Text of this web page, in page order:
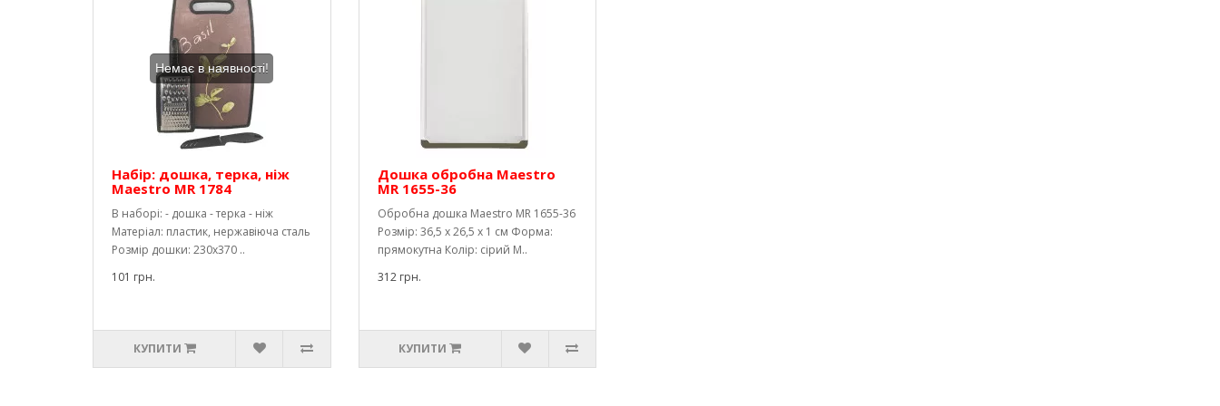
Немає в наявності!
Набір: дошка, терка, ніж
Maestro MR 1784
В наборі: - дошка - терка - ніж
Матеріал: пластик, нержавіюча сталь
Розмір дошки: 230х370 ..
101 грн.
КУПИТИ
Дошка обробна Maestro
MR 1655-36
Обробна дошка Maestro MR 1655-36
Розмір: 36,5 х 26,5 х 1 см Форма:
прямокутна Колір: сірий М..
312 грн.
КУПИТИ